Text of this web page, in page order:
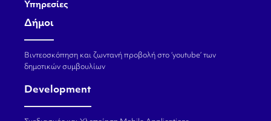
Υπηρεσίες
Δήμοι
Βιντεοσκόπηση και ζωντανή προβολή στο ‘youtube’ των
δημοτικών συμβουλίων
Development